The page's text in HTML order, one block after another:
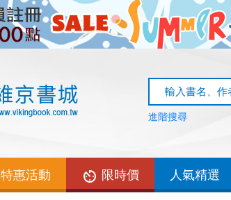
進階搜尋
特惠活動 限時價 人氣精選